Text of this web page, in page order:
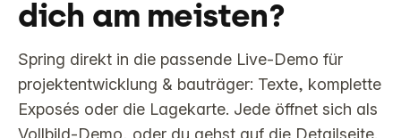
dich am meisten?
Spring direkt in die passende Live-Demo für
projektentwicklung & bauträger: Texte, komplette
Exposés oder die Lagekarte. Jede öffnet sich als
Vollbild-Demo, oder du gehst auf die Detailseite.